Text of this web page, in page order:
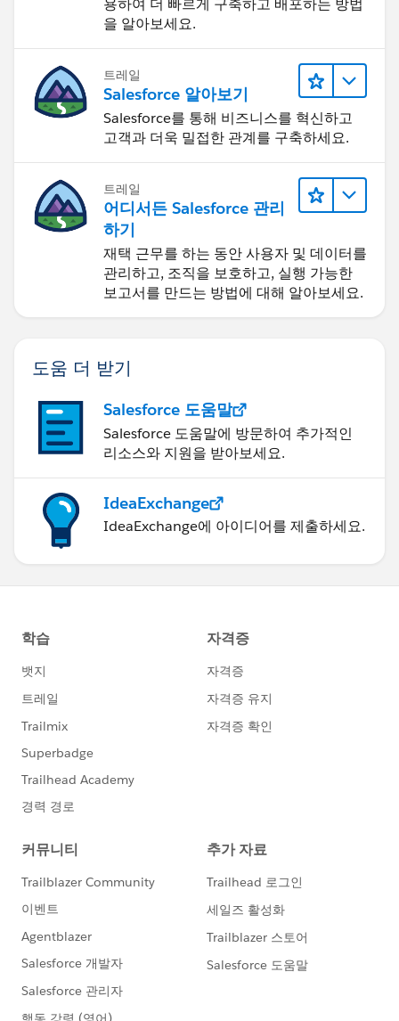
용하여 더 빠르게 구축하고 배포하는 방법
을 알아보세요.
트레일
Salesforce 알아보기
Salesforce를 통해 비즈니스를 혁신하고
고객과 더욱 밀접한 관계를 구축하세요.
트레일
어디서든 Salesforce 관리
하기
재택 근무를 하는 동안 사용자 및 데이터를
관리하고, 조직을 보호하고, 실행 가능한
보고서를 만드는 방법에 대해 알아보세요.
도움 더 받기
Salesforce 도움말
Salesforce 도움말에 방문하여 추가적인
리소스와 지원을 받아보세요.
IdeaExchange
IdeaExchange에 아이디어를 제출하세요.